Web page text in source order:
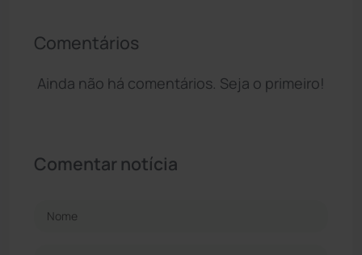
Comentários
Ainda não há comentários. Seja o primeiro!
Comentar notícia